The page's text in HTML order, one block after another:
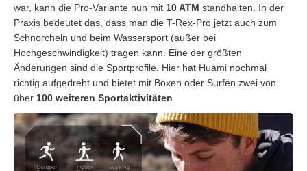
war, kann die Pro-Variante nun mit 10 ATM standhalten. In der
Praxis bedeutet das, dass man die T-Rex-Pro jetzt auch zum
Schnorcheln und beim Wassersport (außer bei
Hochgeschwindigkeit) tragen kann. Eine der größten
Änderungen sind die Sportprofile. Hier hat Huami nochmal
richtig aufgedreht und bietet mit Boxen oder Surfen zwei von
über 100 weiteren Sportaktivitäten